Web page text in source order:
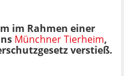
im Rahmen einer
Münchner Tierheim,
verstieß.